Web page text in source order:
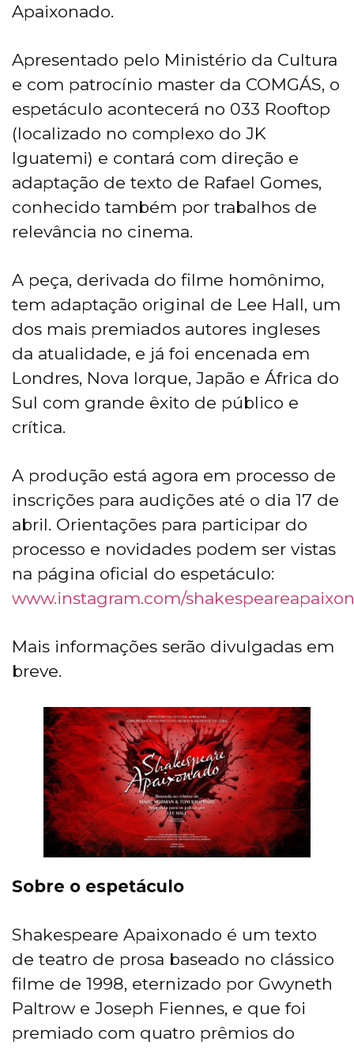
Apaixonado.
Apresentado pelo Ministério da Cultura
e com patrocínio master da COMGÁS, o
espetáculo acontecerá no 033 Rooftop
(localizado no complexo do JK
Iguatemi) e contará com direção e
adaptação de texto de Rafael Gomes,
conhecido também por trabalhos de
relevância no cinema.
A peça, derivada do filme homônimo,
tem adaptação original de Lee Hall, um
dos mais premiados autores ingleses
da atualidade, e já foi encenada em
Londres, Nova Iorque, Japão e África do
Sul com grande êxito de público e
crítica.
A produção está agora em processo de
inscrições para audições até o dia 17 de
abril. Orientações para participar do
processo e novidades podem ser vistas
na página oficial do espetáculo:
www.instagram.com/
Mais informações serão divulgadas em
breve.
Sobre o espetáculo
Shakespeare Apaixonado é um texto
de teatro de prosa baseado no clássico
filme de 1998, eternizado por Gwyneth
Paltrow e Joseph Fiennes, e que foi
premiado com quatro prêmios do